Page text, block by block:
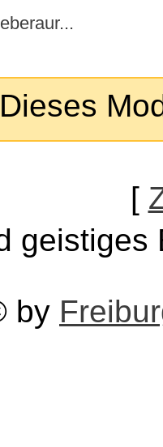
Dieses
[
by